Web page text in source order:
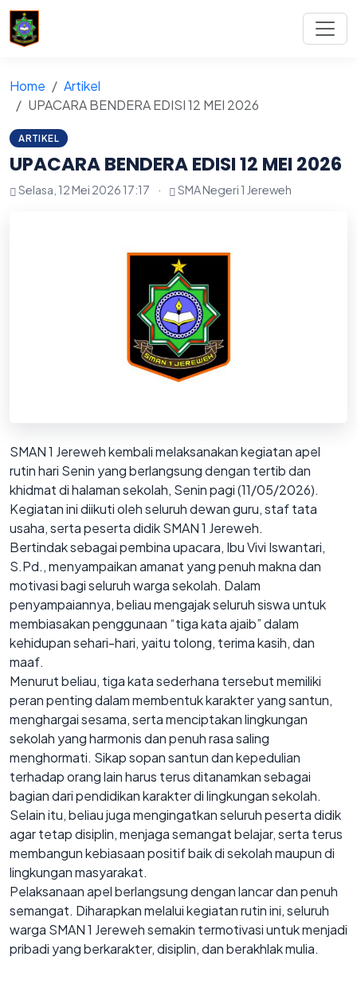
Home
Artikel
UPACARA BENDERA EDISI 12 MEI 2026
ARTIKEL
UPACARA BENDERA EDISI 12 MEI 2026
Selasa, 12 Mei 2026 17:17 · SMA Negeri 1 Jereweh
SMAN 1 Jereweh kembali melaksanakan kegiatan apel
rutin hari Senin yang berlangsung dengan tertib dan
khidmat di halaman sekolah, Senin pagi (11/05/2026).
Kegiatan ini diikuti oleh seluruh dewan guru, staf tata
usaha, serta peserta didik SMAN 1 Jereweh.
Bertindak sebagai pembina upacara, Ibu Vivi Iswantari,
S.Pd., menyampaikan amanat yang penuh makna dan
motivasi bagi seluruh warga sekolah. Dalam
penyampaiannya, beliau mengajak seluruh siswa untuk
membiasakan penggunaan “tiga kata ajaib” dalam
kehidupan sehari-hari, yaitu tolong, terima kasih, dan
maaf.
Menurut beliau, tiga kata sederhana tersebut memiliki
peran penting dalam membentuk karakter yang santun,
menghargai sesama, serta menciptakan lingkungan
sekolah yang harmonis dan penuh rasa saling
menghormati. Sikap sopan santun dan kepedulian
terhadap orang lain harus terus ditanamkan sebagai
bagian dari pendidikan karakter di lingkungan sekolah.
Selain itu, beliau juga mengingatkan seluruh peserta didik
agar tetap disiplin, menjaga semangat belajar, serta terus
membangun kebiasaan positif baik di sekolah maupun di
lingkungan masyarakat.
Pelaksanaan apel berlangsung dengan lancar dan penuh
semangat. Diharapkan melalui kegiatan rutin ini, seluruh
warga SMAN 1 Jereweh semakin termotivasi untuk menjadi
pribadi yang berkarakter, disiplin, dan berakhlak mulia.